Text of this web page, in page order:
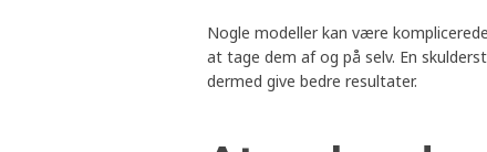
Nogle modeller kan være
at tage dem af og på selv. En
dermed give bedre resultater.